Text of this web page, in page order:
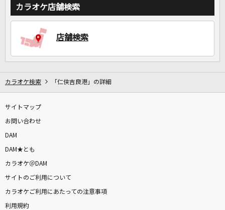
カラオケ店舗検索
店舗検索
カラオケ検索 「仁侠吉良港」の詳細
サイトマップ
お問い合わせ
DAM
DAM★とも
カラオケ＠DAM
サイトのご利用について
カラオケご利用にあたっての注意事項
利用規約